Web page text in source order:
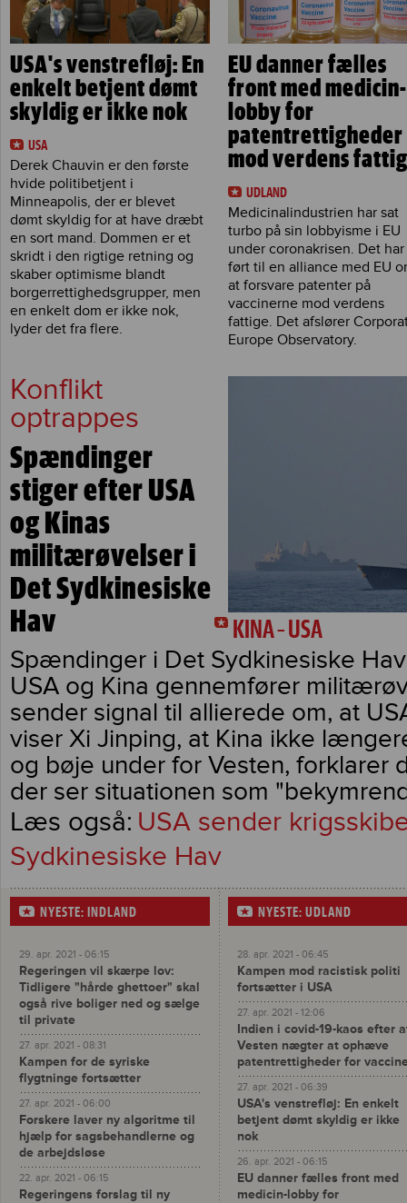
USA's venstrefløj: En
enkelt betjent dømt
skyldig er ikke nok
USA
Derek Chauvin er den første
hvide politibetjent i
Minneapolis, der er blevet
dømt skyldig for at have dræbt
en sort mand. Dommen er et
skridt i den rigtige retning og
skaber optimisme blandt
borgerrettighedsgrupper, men
en enkelt dom er ikke nok,
lyder det fra flere.
EU danner fælles
front med medicin-
lobby for
patentrettigheder
mod verdens
UDLAND
Medicinalindustrien har sat
turbo på sin lobbyisme i EU
under coronakrisen. Det har
ført til en alliance med EU
at forsvare patenter på
vaccinerne mod verdens
fattige. Det afslører
Europe Observatory.
Konflikt
optrappes
Spændinger
stiger efter USA
og Kinas
militærøvelser i
Det Sydkinesiske
Hav
KINA – USA
Spændinger i Det Sydkinesiske
USA og Kina gennemfører
sender signal til allierede om, at
viser Xi Jinping, at Kina ikke
og bøje under for Vesten, forklarer
der ser situationen som
USA sender
Sydkinesiske Hav
NYESTE: INDLAND
29. apr. 2021 - 06:15
Regeringen vil skærpe lov:
Tidligere "hårde ghettoer" skal
også rive boliger ned og sælge
til private
27. apr. 2021 - 08:31
Kampen for de syriske
flygtninge fortsætter
27. apr. 2021 - 06:00
Forskere laver ny algoritme til
hjælp for sagsbehandlerne og
de arbejdsløse
22. apr. 2021 - 06:15
Regeringens forslag til ny
NYESTE: UDLAND
28. apr. 2021 - 06:45
Kampen mod racistisk politi
fortsætter i USA
27. apr. 2021 - 12:06
Indien i covid-19-kaos efter
Vesten nægter at ophæve
patentrettigheder for
27. apr. 2021 - 06:39
USA's venstrefløj: En enkelt
betjent dømt skyldig er ikke
nok
26. apr. 2021 - 06:15
EU danner fælles front med
medicin-lobby for